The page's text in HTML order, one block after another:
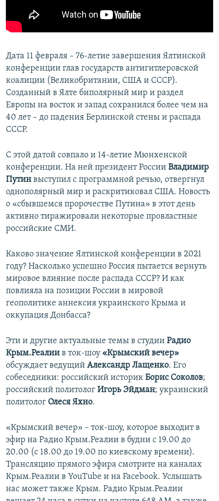
ПОБЕДИТЕЛЕЙ НЕ СУДЯТ?
КРЫМ.НЕПОКОРЕННЫЙ
УКРАИНСКАЯ ПРОБЛЕМА КРЫМА
ПРИСОЕДИНЯЙТЕСЬ!
Все сайты RFE/RL
Дата 11 февраля – 76-летие завершения Ялтинской
конференции глав государств антигитлеровской
коалиции (Великобритании, США и СССР).
Созданный в Ялте биполярный мир и раздел
Европы на восток и запад сохранился более чем на
40 лет – до падения Берлинской стены и распада
СССР.
С этой датой совпало и 14-летие Мюнхенской
конференции. На ней президент России Владимир
Путин выступил с программной речью, отвергнул
однополярный мир и раскритиковал США. Новость
о «сбывшемся пророчестве Путина» в этот день
активно тиражировали некоторые провластные
российские СМИ.
Каково значение Ялтинской конференции в 2021
году? Насколько успешно Россия пытается вернуть
мировое влияние после распада СССР? И как
повлияла на позиции России в мировой
геополитике аннексия украинского Крыма и
оккупация Донбасса?
Эти и другие актуальные темы в студии Радио
Крым.Реалии в ток-шоу «Крымский вечер»
обсуждает ведущий Александр Лащенко. Его
собеседники: российский историк Борис Соколов;
российский политолог Игорь Эйдман; украинский
политолог Олеся Яхно.
«Крымский вечер» – ток-шоу, которое выходит в
эфир на Радио Крым.Реалии в будни с 19.00 до
20.00 (с 18.00 до 19.00 по киевскому времени).
Трансляцию прямого эфира смотрите на каналах
Крым.Реалии в YouTube и на Facebook. Услышать
нас может также Крым. Радио Крым.Реалии